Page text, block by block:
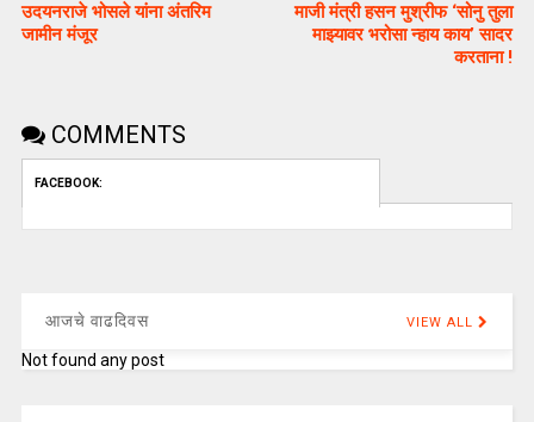
उदयनराजे भोसले यांना अंतरिम
जामीन मंजूर
माजी मंत्री हसन मुश्रीफ ‘सोनु तुला
माझ्यावर भरोसा न्हाय काय’ सादर
करताना !
COMMENTS
FACEBOOK:
आजचे वाढदिवस VIEW ALL
Not found any post